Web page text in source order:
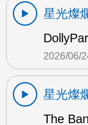
星光燦
2026/06/
星光燦
The